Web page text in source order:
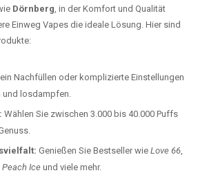
Dörnberg, in der Komfort und Qualität
Einweg Vapes die ideale Lösung. Hier sind
Nachfüllen oder komplizierte Einstellungen
und losdampfen.
Wählen Sie zwischen 3.000 bis 40.000 Puffs
Genießen Sie Bestseller wie Love 66,
Peach Ice und viele mehr.